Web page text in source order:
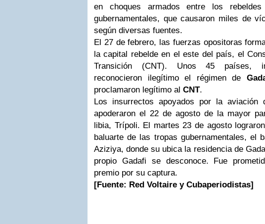
en choques armados entre los
gubernamentales, que causaron miles de
según diversas fuentes.
El 27 de febrero, las fuerzas opositoras
la capital rebelde en el este del país, el
Transición (CNT). Unos 45 países,
reconocieron ilegítimo el régimen de
proclamaron legítimo al CNT.
Los insurrectos apoyados por la aviación
apoderaron el 22 de agosto de la mayor
libia, Trípoli. El martes 23 de agosto
baluarte de las tropas gubernamentales, el
Aziziya, donde su ubica la residencia de
propio Gadafi se desconoce. Fue
premio por su captura.
[Fuente: Red Voltaire y Cubaperiodistas]